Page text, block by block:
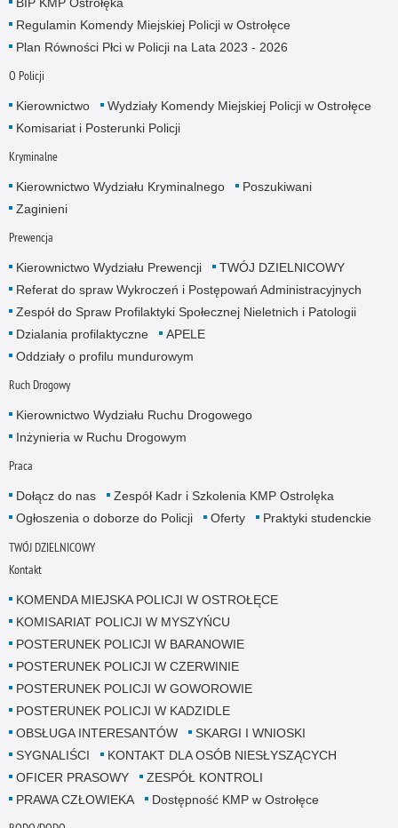
Regulamin Komendy Miejskiej Policji w Ostrołęce
Plan Równości Płci w Policji na Lata 2023 - 2026
O Policji
Kierownictwo
Wydziały Komendy Miejskiej Policji w Ostrołęce
Komisariat i Posterunki Policji
Kryminalne
Kierownictwo Wydziału Kryminalnego
Poszukiwani
Zaginieni
Prewencja
Kierownictwo Wydziału Prewencji
TWÓJ DZIELNICOWY
Referat do spraw Wykroczeń i Postępowań Administracyjnych
Zespół do Spraw Profilaktyki Społecznej Nieletnich i Patologii
Dzialania profilaktyczne
APELE
Oddziały o profilu mundurowym
Ruch Drogowy
Kierownictwo Wydziału Ruchu Drogowego
Inżynieria w Ruchu Drogowym
Praca
Dołącz do nas
Zespół Kadr i Szkolenia KMP Ostrolęka
Ogłoszenia o doborze do Policji
Oferty Praktyki studenckie
TWÓJ DZIELNICOWY
Kontakt
KOMENDA MIEJSKA POLICJI W OSTROŁĘCE
KOMISARIAT POLICJI W MYSZYŃCU
POSTERUNEK POLICJI W BARANOWIE
POSTERUNEK POLICJI W CZERWINIE
POSTERUNEK POLICJI W GOWOROWIE
POSTERUNEK POLICJI W KADZIDLE
OBSŁUGA INTERESANTÓW
SKARGI I WNIOSKI
SYGNALIŚCI
KONTAKT DLA OSÓB NIESŁYSZĄCYCH
OFICER PRASOWY
ZESPÓŁ KONTROLI
PRAWA CZŁOWIEKA
Dostępność KMP w Ostrołęce